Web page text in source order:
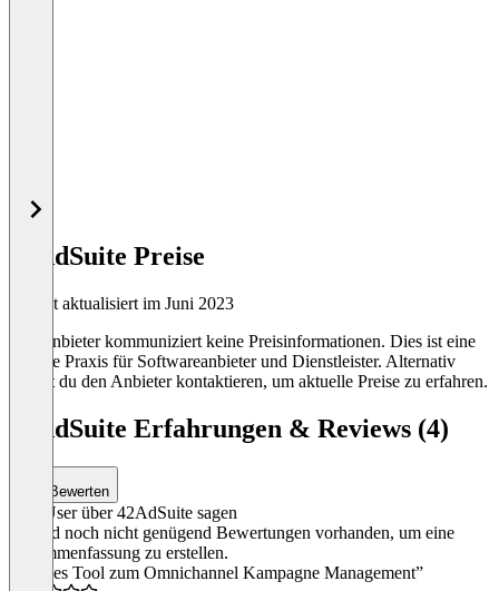
42AdSuite Preise
Zuletzt aktualisiert im Juni 2023
Der Anbieter kommuniziert keine Preisinformationen. Dies ist eine
übliche Praxis für Softwareanbieter und Dienstleister. Alternativ
kannst du den Anbieter kontaktieren, um aktuelle Preise zu erfahren.
42AdSuite Erfahrungen & Reviews (4)
Bewerten
Was User über 42AdSuite sagen
Es sind noch nicht genügend Bewertungen vorhanden, um eine
Zusammenfassung zu erstellen.
“Starkes Tool zum Omnichannel Kampagne Management”